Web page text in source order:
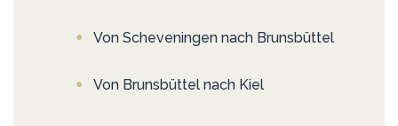
Von Scheveningen nach Brunsbüttel
Von Brunsbüttel nach Kiel